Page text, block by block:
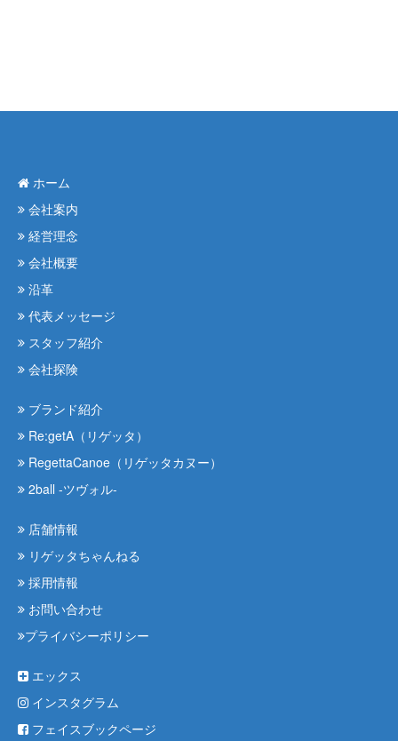
ホーム
会社案内
経営理念
会社概要
沿革
代表メッセージ
スタッフ紹介
会社探険
ブランド紹介
Re:getA（リゲッタ）
RegettaCanoe（リゲッタカヌー）
2ball -ツヴォル-
店舗情報
リゲッタちゃんねる
採用情報
お問い合わせ
プライバシーポリシー
エックス
インスタグラム
フェイスブックページ